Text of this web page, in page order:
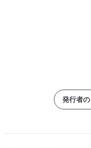
発行者